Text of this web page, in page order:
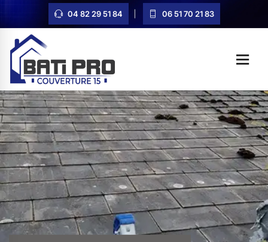
04 82 29 51 84 06 51 70 21 83